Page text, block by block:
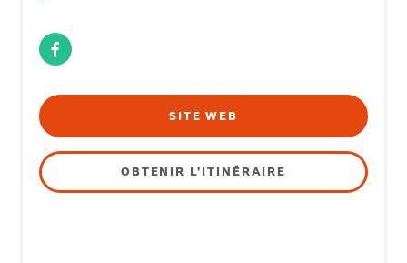
Facebook
SITE WEB
OBTENIR L'ITINÉRAIRE